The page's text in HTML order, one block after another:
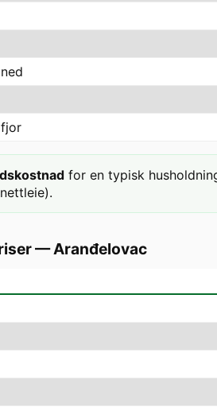
for en typisk
—Aranđelovac